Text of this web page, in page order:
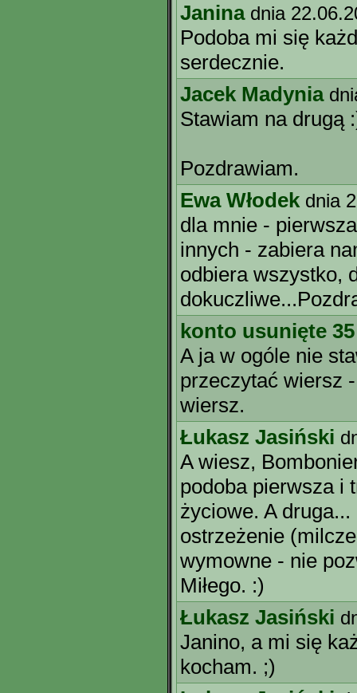
Janina dnia
Podoba mi się
serdecznie.
Jacek Madynia
Stawiam na drugą
Pozdrawiam.
Ewa Włodek dnia
dla mnie -
innych - zabiera
odbiera wszystko,
konto usunięte 35
A ja w ogóle nie
przeczytać wiersz
wiersz.
Łukasz Jasiński
A wiesz,
podoba pierwsza i
życiowe. A
ostrzeżenie
wymowne - nie
Miłego. :)
Łukasz Jasiński
Janino, a mi się
kocham. ;)